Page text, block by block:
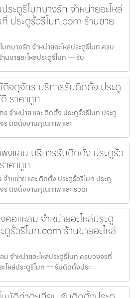
ะตูรีโมทบางรัก จำหน่ายอะไหล่
ประตูรั้วรีโมท.com ร้านขาย
ทบางรัก จำหน่ายอะไหล่ประตูรีโมท ครบ
นขายอะไหล่ประตูรีโมท — รับ
จตุจักร บริการรับติดตั้ง ประตู
ราคาถูก
จำหน่าย และ ติดตั้ง ประตูรั้วรีโมท ประตู
ร ติดตั้งงานคุณภาพ และ
งแสน บริการรับติดตั้ง ประตูรั้ว
าคาถูก
ำหน่าย และ ติดตั้ง ประตูรั้วรีโมท ประตู
ติดตั้งงานคุณภาพ และ รวดเ
อแหลม จำหน่ายอะไหล่ประตู
รั้วรีโมท.com ร้านขายอะไหล่
จำหน่ายอะไหล่ประตูรีโมท ครบวงจรที่
ะไหล่ประตูรีโมท — รับติดตั้งประ